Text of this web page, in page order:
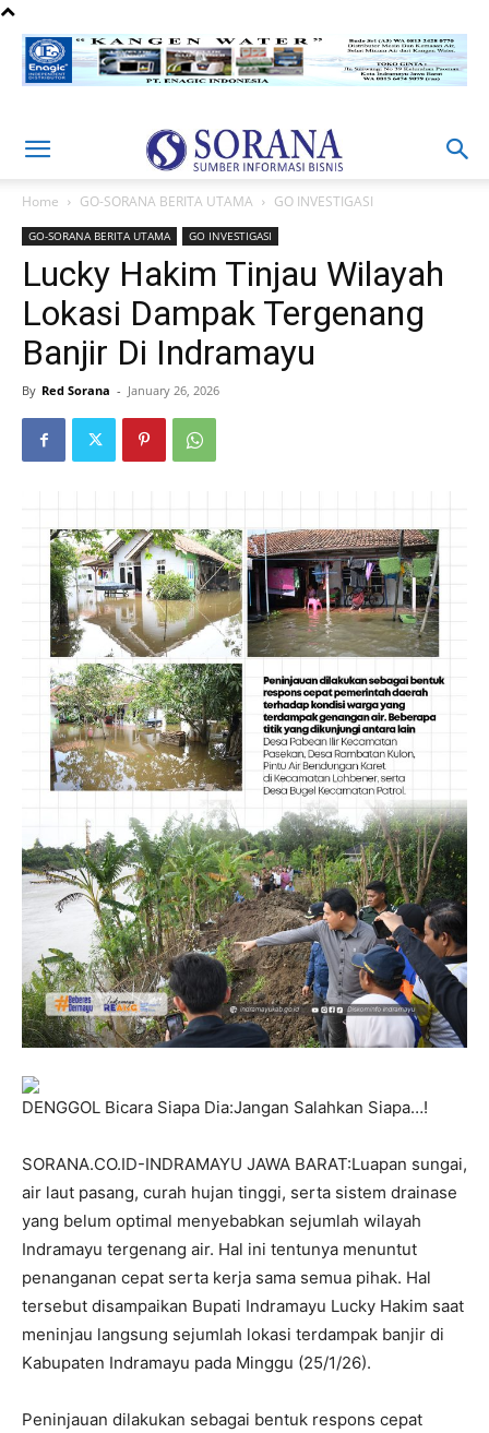
Home GO-SORANA BERITA UTAMA GO INVESTIGASI
GO-SORANA BERITA UTAMA GO INVESTIGASI
Lucky Hakim Tinjau Wilayah
Lokasi Dampak Tergenang
Banjir Di Indramayu
By Red Sorana - January 26, 2026
DENGGOL Bicara Siapa Dia:Jangan Salahkan Siapa…!
SORANA.CO.ID-INDRAMAYU JAWA BARAT:Luapan sungai,
air laut pasang, curah hujan tinggi, serta sistem drainase
yang belum optimal menyebabkan sejumlah wilayah
Indramayu tergenang air. Hal ini tentunya menuntut
penanganan cepat serta kerja sama semua pihak. Hal
tersebut disampaikan Bupati Indramayu Lucky Hakim saat
meninjau langsung sejumlah lokasi terdampak banjir di
Kabupaten Indramayu pada Minggu (25/1/26).
‎Peninjauan dilakukan sebagai bentuk respons cepat